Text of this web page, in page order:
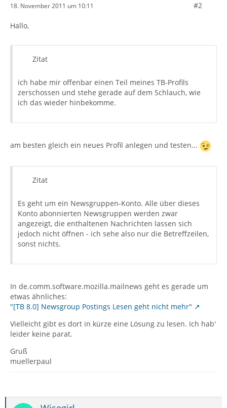
18. November 2011 um 10:11 #2
Hallo,
Zitat
ich habe mir offenbar einen Teil meines TB-Profils
zerschossen und stehe gerade auf dem Schlauch, wie
ich das wieder hinbekomme.
am besten gleich ein neues Profil anlegen und testen...
Zitat
Es geht um ein Newsgruppen-Konto. Alle über dieses
Konto abonnierten Newsgruppen werden zwar
angezeigt, die enthaltenen Nachrichten lassen sich
jedoch nicht öffnen - ich sehe also nur die Betreffzeilen,
sonst nichts.
In de.comm.software.mozilla.mailnews geht es gerade um
etwas ähnliches:
"[TB 8.0] Newsgroup Postings Lesen geht nicht mehr"
Vielleicht gibt es dort in kürze eine Lösung zu lesen. Ich hab'
leider keine parat.
Gruß
muellerpaul